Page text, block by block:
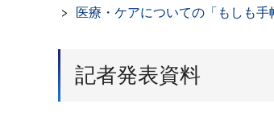
医療・ケアについての「もしも手
記者発表資料